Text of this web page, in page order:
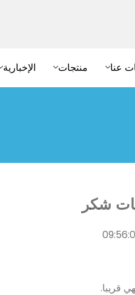
عنا منتجات الإخبارية